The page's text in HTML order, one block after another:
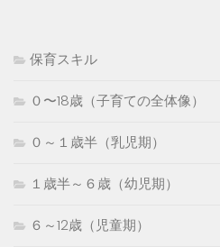
保育スキル
０〜18歳（子育ての全体像）
０～１歳半（乳児期）
１歳半～６歳（幼児期）
６～12歳（児童期）